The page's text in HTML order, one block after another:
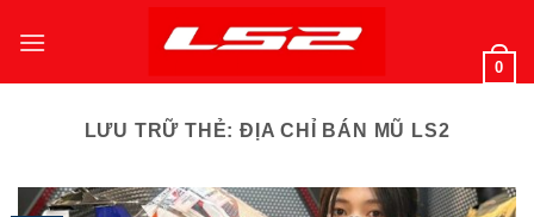
qua
0
LƯU TRỮ THẺ: ĐỊA CHỈ BÁN MŨ LS2